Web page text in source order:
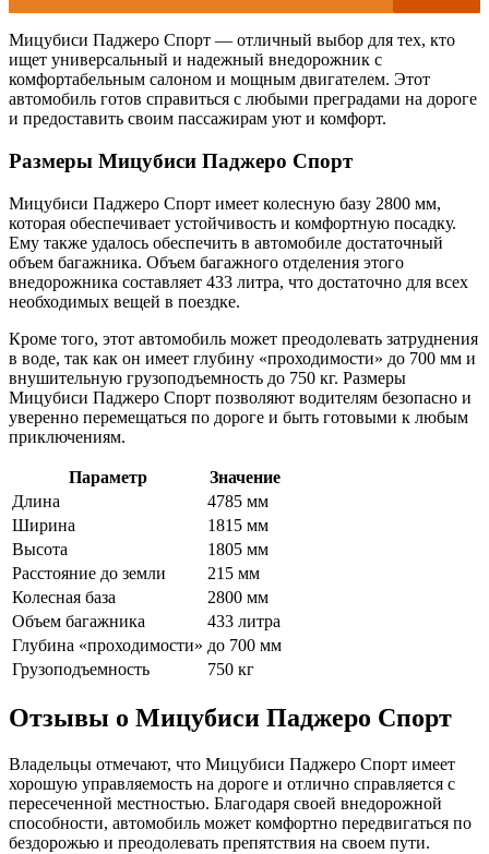
Мицубиси Паджеро Спорт — отличный выбор для тех, кто
ищет универсальный и надежный внедорожник с
комфортабельным салоном и мощным двигателем. Этот
автомобиль готов справиться с любыми преградами на дороге
и предоставить своим пассажирам уют и комфорт.
Размеры Мицубиси Паджеро Спорт
Мицубиси Паджеро Спорт имеет колесную базу 2800 мм,
которая обеспечивает устойчивость и комфортную посадку.
Ему также удалось обеспечить в автомобиле достаточный
объем багажника. Объем багажного отделения этого
внедорожника составляет 433 литра, что достаточно для всех
необходимых вещей в поездке.
Кроме того, этот автомобиль может преодолевать затруднения
в воде, так как он имеет глубину «проходимости» до 700 мм и
внушительную грузоподъемность до 750 кг. Размеры
Мицубиси Паджеро Спорт позволяют водителям безопасно и
уверенно перемещаться по дороге и быть готовыми к любым
приключениям.
Параметр
Значение
Длина
4785 мм
Ширина
1815 мм
Высота
1805 мм
Расстояние до земли
215 мм
Колесная база
2800 мм
Объем багажника
433 литра
Глубина «проходимости» до 700 мм
Грузоподъемность
750 кг
Отзывы о Мицубиси Паджеро Спорт
Владельцы отмечают, что Мицубиси Паджеро Спорт имеет
хорошую управляемость на дороге и отлично справляется с
пересеченной местностью. Благодаря своей внедорожной
способности, автомобиль может комфортно передвигаться по
бездорожью и преодолевать препятствия на своем пути.